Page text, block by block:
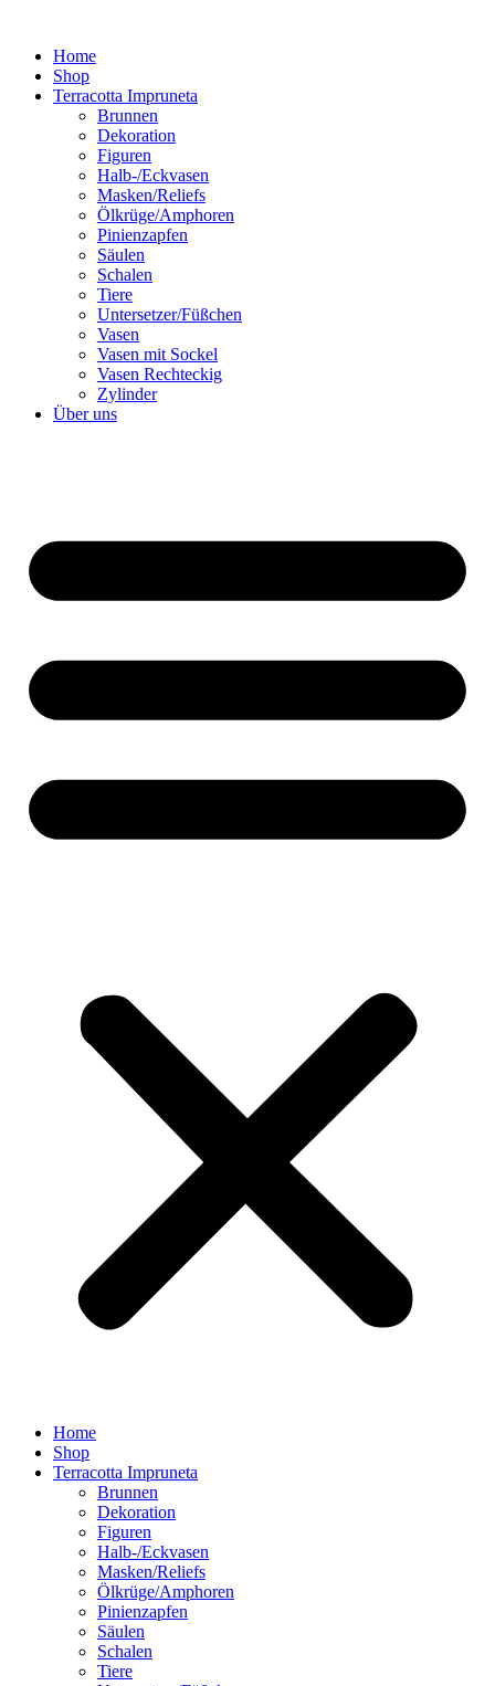
springenHome
Shop
Terracotta Impruneta
Brunnen
Dekoration
Figuren
Halb-/Eckvasen
Masken/Reliefs
Ölkrüge/Amphoren
Pinienzapfen
Säulen
Schalen
Tiere
Untersetzer/Füßchen
Vasen
Vasen mit Sockel
Vasen Rechteckig
Zylinder
Über uns
Home
Shop
Terracotta Impruneta
Brunnen
Dekoration
Figuren
Halb-/Eckvasen
Masken/Reliefs
Ölkrüge/Amphoren
Pinienzapfen
Säulen
Schalen
Tiere